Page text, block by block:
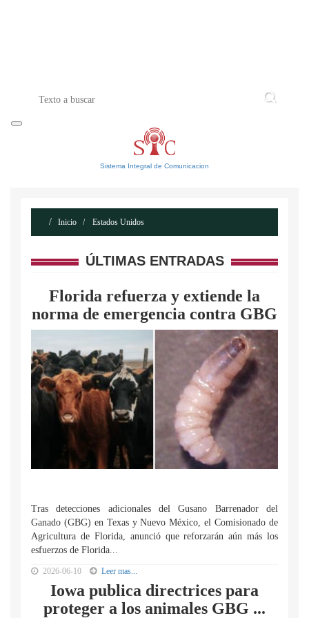
Sistema Integral de Comunicacion
Inicio Estados Unidos
ÚLTIMAS ENTRADAS
Florida refuerza y extiende la
norma de emergencia contra GBG
Tras detecciones adicionales del Gusano Barrenador del
Ganado (GBG) en Texas y Nuevo México, el Comisionado de
Agricultura de Florida, anunció que reforzarán aún más los
esfuerzos de Florida...
2026-06-10 Leer mas...
Iowa publica directrices para
proteger a los animales GBG ...